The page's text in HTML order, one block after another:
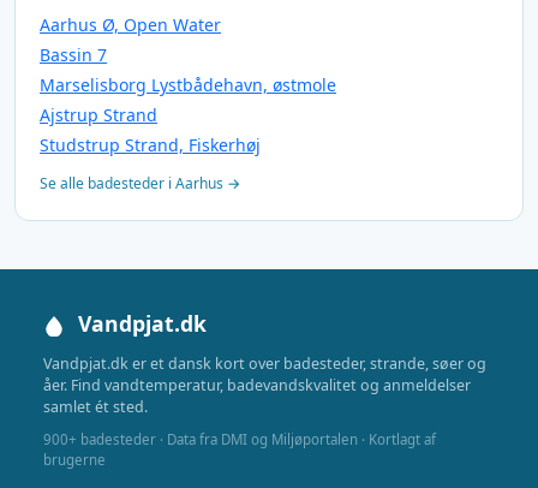
Aarhus Ø, Open Water
Bassin 7
Marselisborg Lystbådehavn, østmole
Ajstrup Strand
Studstrup Strand, Fiskerhøj
Se alle badesteder i Aarhus →
Vandpjat.dk
Vandpjat.dk er et dansk kort over badesteder, strande, søer og
åer. Find vandtemperatur, badevandskvalitet og anmeldelser
samlet ét sted.
900+ badesteder · Data fra DMI og Miljøportalen · Kortlagt af
brugerne